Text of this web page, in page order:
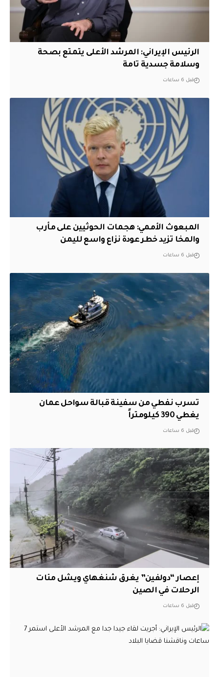
الرئيس الإيراني: المرشد الأعلى يتمتع بصحة
وسلامة جسدية تامة
قبل 6 ساعات
المبعوث الأممي: هجمات الحوثيين على مأرب
والمخا تزيد خطر عودة نزاع واسع لليمن
قبل 6 ساعات
تسرب نفطي من سفينة قبالة سواحل عمان
يغطي 390 كيلومتراً
قبل 6 ساعات
إعصار “دولفين” يغرق شنغهاي ويشل مئات
الرحلات في الصين
قبل 6 ساعات